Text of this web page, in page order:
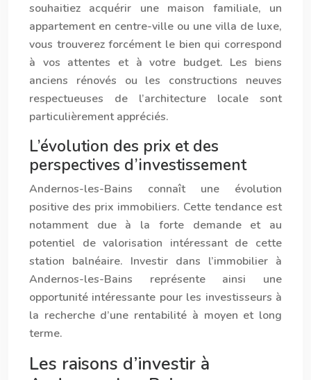
souhaitiez acquérir une maison familiale, un
appartement en centre-ville ou une villa de luxe,
vous trouverez forcément le bien qui correspond
à vos attentes et à votre budget. Les biens
anciens rénovés ou les constructions neuves
respectueuses de l’architecture locale sont
particulièrement appréciés.
L’évolution des prix et des
perspectives d’investissement
Andernos-les-Bains connaît une évolution
positive des prix immobiliers. Cette tendance est
notamment due à la forte demande et au
potentiel de valorisation intéressant de cette
station balnéaire. Investir dans l’immobilier à
Andernos-les-Bains représente ainsi une
opportunité intéressante pour les investisseurs à
la recherche d’une rentabilité à moyen et long
terme.
Les raisons d’investir à